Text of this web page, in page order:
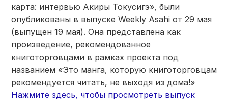
карта: интервью Акиры Токусигэ», были
опубликованы в выпуске Weekly Asahi от 29 мая
(выпущен 19 мая). Она представлена как
произведение, рекомендованное
книготорговцами в рамках проекта под
названием «Это манга, которую книготорговцам
рекомендуется читать, не выходя из дома!»
Нажмите здесь, чтобы просмотреть выпуск